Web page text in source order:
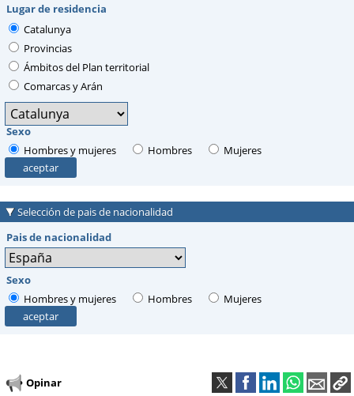
Lugar de residencia
Catalunya
Provincias
Ámbitos del Plan territorial
Comarcas y Arán
Sexo
Hombres y mujeres
Hombres Mujeres
Selección de pais de nacionalidad
Pais de nacionalidad
Sexo
Hombres y mujeres
Hombres Mujeres
Opinar